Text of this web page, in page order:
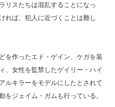
リスたちは混乱することになっ
れば、犯人に近づくことは難し
を作ったエド・ゲイン、ケガを装
、女性を監禁したゲイリー・ハイ
ルキラーをモデルにしたとされて
をジェイム・ガムも行っている。